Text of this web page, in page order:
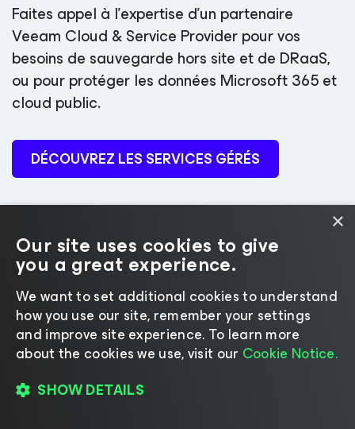
Faites appel à l’expertise d’un partenaire
Veeam Cloud & Service Provider pour vos
besoins de sauvegarde hors site et de DRaaS,
ou pour protéger les données Microsoft 365 et
cloud public.
DÉCOUVREZ LES SERVICES GÉRÉS
82 % des entreprises du
Fortune 500
×
Our site uses cookies to give
you a great experience.
We want to set additional cookies to understand
how you use our site, remember your settings
and improve site experience. ​To learn more
about the cookies we use, visit our Cookie Notice.
SHOW DETAILS